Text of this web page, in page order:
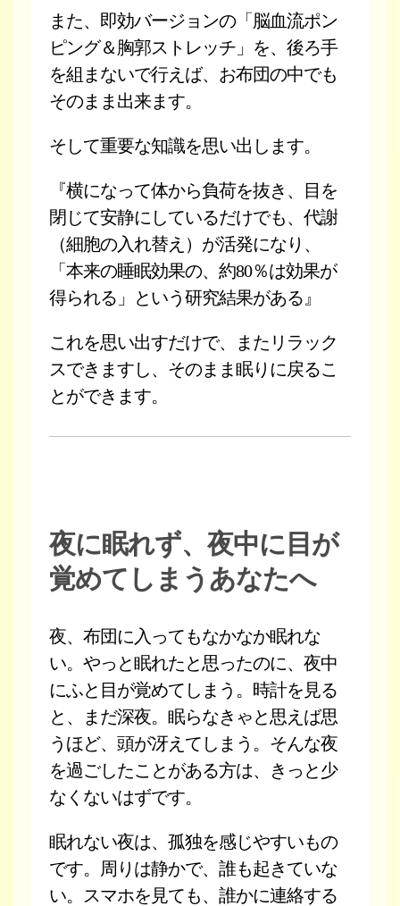
また、即効バージョンの「脳血流ポン
ピング＆胸郭ストレッチ」を、後ろ手
を組まないで行えば、お布団の中でも
そのまま出来ます。
そして重要な知識を思い出します。
『横になって体から負荷を抜き、目を
閉じて安静にしているだけでも、代謝
（細胞の入れ替え）が活発になり、
「本来の睡眠効果の、約80％は効果が
得られる」という研究結果がある』
これを思い出すだけで、またリラック
スできますし、そのまま眠りに戻るこ
とができます。
夜に眠れず、夜中に目が
覚めてしまうあなたへ
夜、布団に入ってもなかなか眠れな
い。やっと眠れたと思ったのに、夜中
にふと目が覚めてしまう。時計を見る
と、まだ深夜。眠らなきゃと思えば思
うほど、頭が冴えてしまう。そんな夜
を過ごしたことがある方は、きっと少
なくないはずです。
眠れない夜は、孤独を感じやすいもの
です。周りは静かで、誰も起きていな
い。スマホを見ても、誰かに連絡する